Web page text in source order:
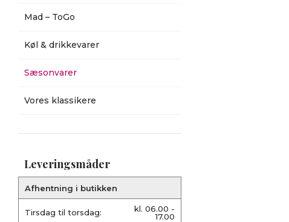
Mad – ToGo
Køl & drikkevarer
Sæsonvarer
Vores klassikere
Leveringsmåder
Afhentning i butikken
Tirsdag til torsdag:
kl. 06.00 -
17.00